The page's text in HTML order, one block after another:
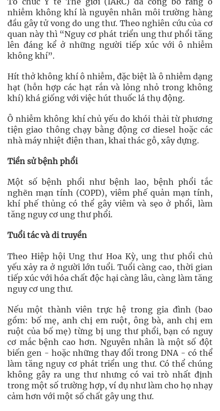
nhiễm không khí là nguyên nhân môi trường hàng
đầu gây tử vong do ung thư. Theo nghiên cứu của cơ
quan này thì “Nguy cơ phát triển ung thư phổi tăng
lên đáng kể ở những người tiếp xúc với ô nhiễm
không khí”.
Hít thở không khí ô nhiễm, đặc biệt là ô nhiễm dạng
hạt (hỗn hợp các hạt rắn và lỏng nhỏ trong không
khí) khá giống với việc hút thuốc lá thụ động.
Ô nhiễm không khí chủ yếu do khói thải từ phương
tiện giao thông chạy bằng động cơ diesel hoặc các
nhà máy nhiệt điện than, khai thác gỗ, xây dựng.
Tiền sử bệnh phổi
Một số bệnh phổi như bệnh lao, bệnh phổi tắc
nghẽn mạn tính (COPD), viêm phế quản mạn tính,
khí phế thủng có thể gây viêm và sẹo ở phổi, làm
tăng nguy cơ ung thư phổi.
Tuổi tác và di truyền
Theo Hiệp hội Ung thư Hoa Kỳ, ung thư phổi chủ
yếu xảy ra ở người lớn tuổi. Tuổi càng cao, thời gian
tiếp xúc với hóa chất độc hại càng lâu, càng làm tăng
nguy cơ ung thư.
Nếu một thành viên trực hệ trong gia đình (bao
gồm: bố mẹ, anh chị em ruột, ông bà, anh chị em
ruột của bố mẹ) từng bị ung thư phổi, bạn có nguy
cơ mắc bệnh cao hơn. Nguyên nhân là một số đột
biến gen - hoặc những thay đổi trong DNA - có thể
làm tăng nguy cơ phát triển ung thư. Có thể chúng
không gây ra ung thư nhưng có vai trò nhất định
trong một số trường hợp, ví dụ như làm cho họ nhạy
cảm hơn với một số chất gây ung thư.